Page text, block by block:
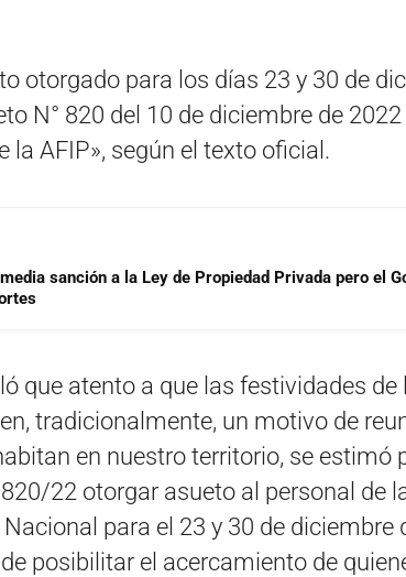
otorgado para los días 23 y 30 de
N° 820 del 10 de diciembre de
la AFIP», según el texto oficial.
sanción a la Ley de Propiedad Privada pero el
que atento a que las festividades de
tradicionalmente, un motivo de
en nuestro territorio, se estimó
22 otorgar asueto al personal de
para el 23 y 30 de diciembre
posibilitar el acercamiento de